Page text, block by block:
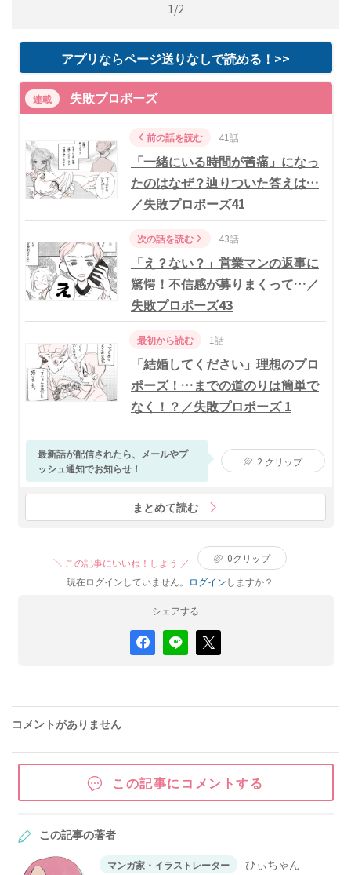
1/2
アプリならページ送りなしで読める！>>
連載 失敗プロポーズ
前の話を読む 41話
「一緒にいる時間が苦痛」になっ
たのはなぜ？辿りついた答えは…
／失敗プロポーズ41
次の話を読む 43話
「え？ない？」営業マンの返事に
驚愕！不信感が募りまくって…／
失敗プロポーズ43
最初から読む 1話
「結婚してください」理想のプロ
ポーズ！…までの道のりは簡単で
なく！？／失敗プロポーズ 1
最新話が配信されたら、メールやプ
ッシュ通知でお知らせ！
2 クリップ
まとめて読む
＼ この記事にいいね！しよう ／ 0クリップ
現在ログインしていません。
ログインしますか？
シェアする
コメントがありません
この記事にコメントする
この記事の著者
マンガ家・イラストレーター ひぃちゃん